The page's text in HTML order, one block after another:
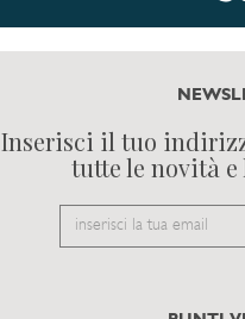
Inserisci il tuo
tutte le novità e
Email